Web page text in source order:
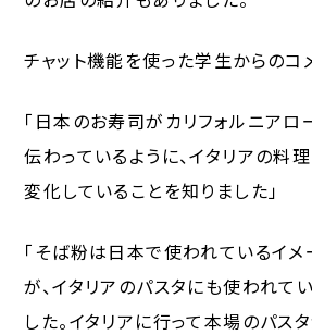
チャット機能を使った学生からのコ
「日本のお寿司がカリフォルニアロ
伝わっているように、イタリアの料
変化していることを知りました」
「そば粉は日本で使われているイ
が、イタリアのパスタにも使われて
した。イタリアに行って本場のパス